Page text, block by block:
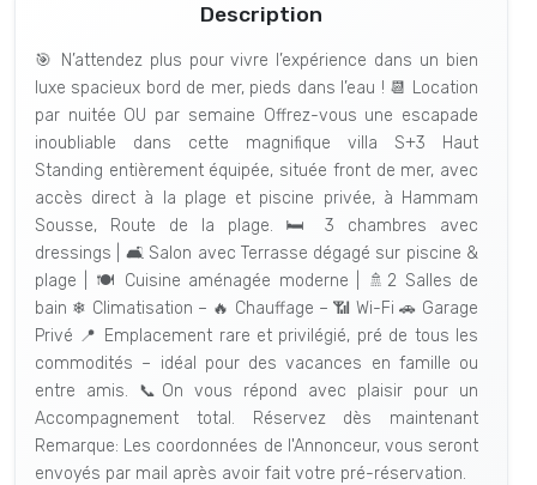
Description
🎯 N’attendez plus pour vivre l’expérience dans un bien
luxe spacieux bord de mer, pieds dans l’eau ! 📆 Location
par nuitée OU par semaine Offrez-vous une escapade
inoubliable dans cette magnifique villa S+3 Haut
Standing entièrement équipée, située front de mer, avec
accès direct à la plage et piscine privée, à Hammam
Sousse, Route de la plage. 🛏 3 chambres avec
dressings | 🛋 Salon avec Terrasse dégagé sur piscine &
plage | 🍽 Cuisine aménagée moderne | 🚿2 Salles de
bain ❄ Climatisation – 🔥 Chauffage – 📶 Wi-Fi 🚗 Garage
Privé 📍 Emplacement rare et privilégié, pré de tous les
commodités – idéal pour des vacances en famille ou
entre amis. 📞On vous répond avec plaisir pour un
Accompagnement total. Réservez dès maintenant
Remarque: Les coordonnées de l'Annonceur, vous seront
envoyés par mail après avoir fait votre pré-réservation.